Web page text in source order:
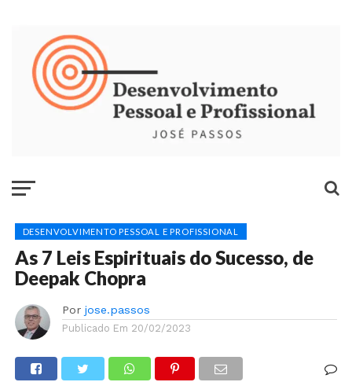
DESENVOLVIMENTO PESSOAL E PROFISSIONAL
As 7 Leis Espirituais do Sucesso, de
Deepak Chopra
Por jose.passos
Publicado Em 20/02/2023